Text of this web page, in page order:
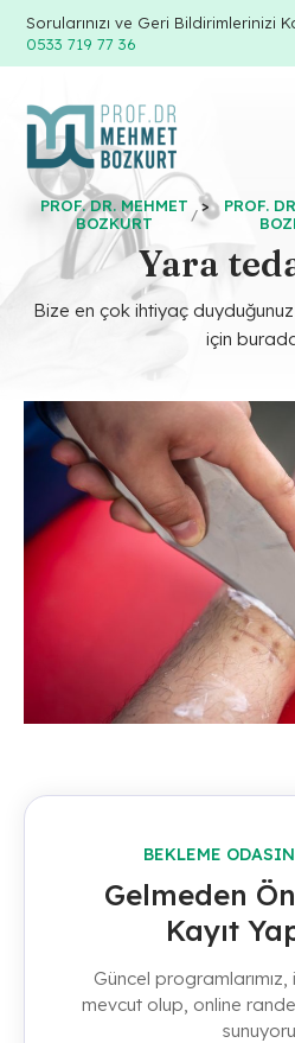
Sorularınızı ve Geri Bildirimlerinizi
0533 719 77 36
PROF. DR. MEHMET
BOZKURT
>
PROF.
Yara
Bize en çok ihtiyaç
için
BEKLEME
Gelmeden
Kayıt
Güncel
mevcut olup, online